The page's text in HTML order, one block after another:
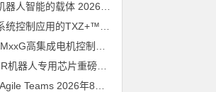
器人智能的载体 2026年8月6日
兆易创新GD32H77R机器人专用芯片重磅亮相，精准赋能伺服驱动与关节控制
Teams 2026年8月6日